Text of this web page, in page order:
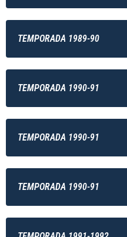
TEMPORADA 1989-90
TEMPORADA 1990-91
TEMPORADA 1990-91
TEMPORADA 1990-91